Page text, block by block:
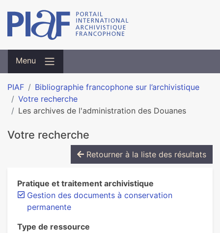
Menu
PIAF
Bibliographie francophone sur l’archivistique
Votre recherche
Les archives de l'administration des Douanes
Votre recherche
Retourner à la liste des résultats
Pratique et traitement archivistique
Gestion des documents à conservation
permanente
Type de ressource